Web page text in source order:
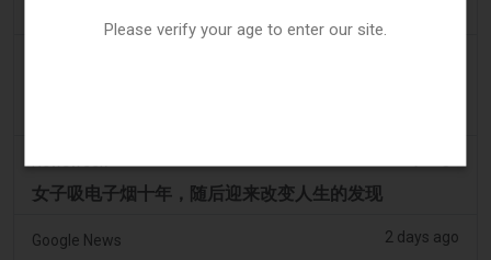
女子吸电子烟十年，随后迎来改变人生的发现
Google News 2 days ago
Please verify your age to enter our site.